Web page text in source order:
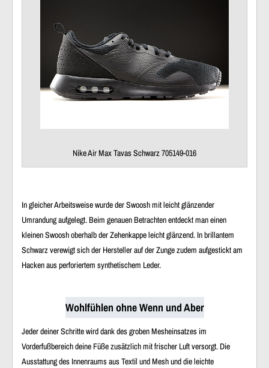
Nike Air Max Tavas Schwarz 705149-016
In gleicher Arbeitsweise wurde der Swoosh mit leicht glänzender
Umrandung aufgelegt. Beim genauen Betrachten entdeckt man einen
kleinen Swoosh oberhalb der Zehenkappe leicht glänzend. In brillantem
Schwarz verewigt sich der Hersteller auf der Zunge zudem aufgestickt am
Hacken aus perforiertem synthetischem Leder.
Wohlfühlen ohne Wenn und Aber
Jeder deiner Schritte wird dank des groben Mesheinsatzes im
Vorderfußbereich deine Füße zusätzlich mit frischer Luft versorgt. Die
Ausstattung des Innenraums aus Textil und Mesh und die leichte